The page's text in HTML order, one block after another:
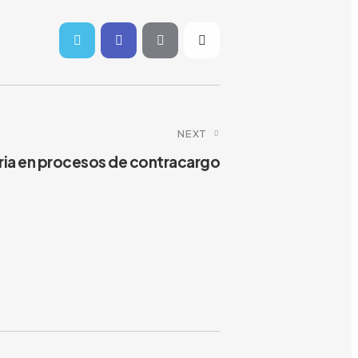
NEXT
en procesos de contracargo